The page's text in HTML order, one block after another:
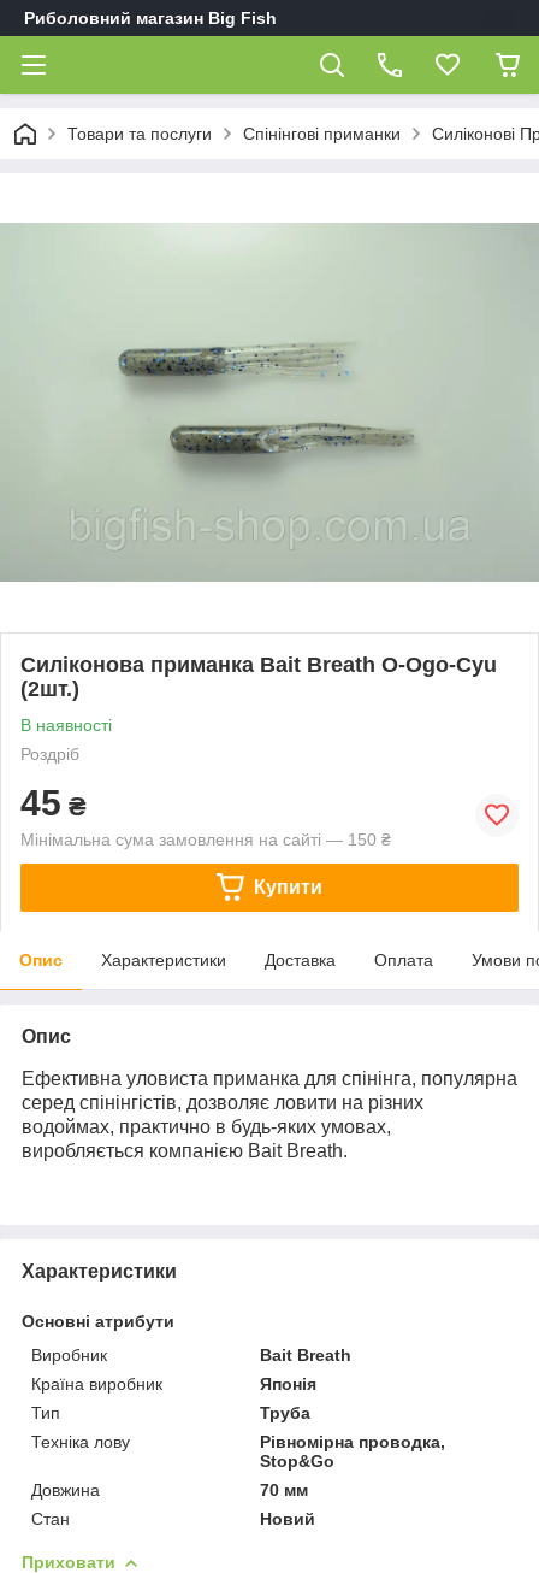
Риболовний магазин Big Fish
Товари та послуги Спінінгові приманки Силіконові
Силіконова приманка Bait Breath O-Ogo-Cyu
(2шт.)
В наявності
Роздріб
45 ₴
Мінімальна сума замовлення на сайті — 150 ₴
Купити
Опис Характеристики Доставка Оплата Умови
Опис
Ефективна уловиста приманка для спінінга, популярна
серед спінінгістів, дозволяє ловити на різних
водоймах, практично в будь-яких умовах,
виробляється компанією Bait Breath.
Характеристики
Основні атрибути
Виробник
Bait Breath
Країна виробник
Японія
Тип
Труба
Техніка лову
Рівномірна проводка,
Stop&Go
Довжина
70 мм
Стан
Новий
Приховати